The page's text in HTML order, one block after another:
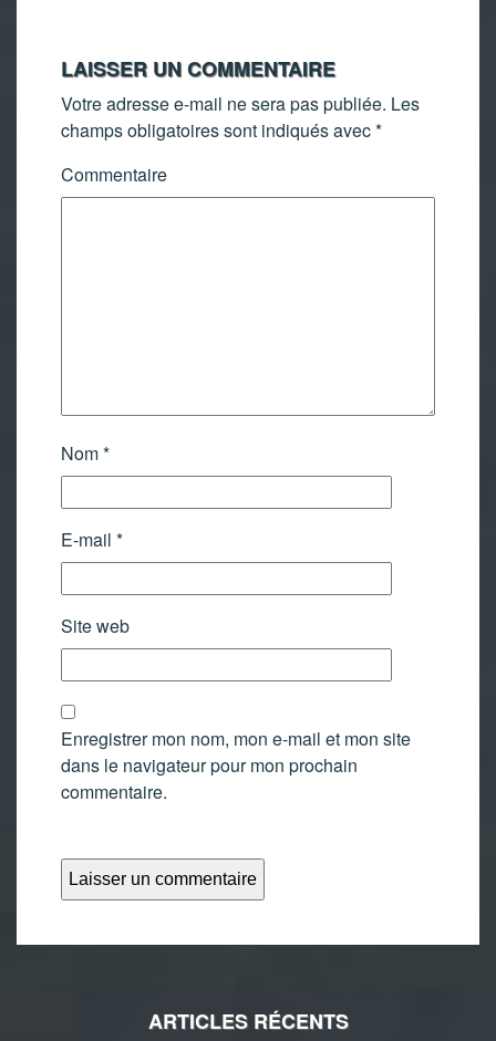
LAISSER UN COMMENTAIRE
Votre adresse e-mail ne sera pas publiée. Les
champs obligatoires sont indiqués avec*
Commentaire
Nom*
E-mail *
Site web
Enregistrer mon nom, mon e-mail et mon site
dans le navigateur pour mon prochain
commentaire.
ARTICLES RÉCENTS